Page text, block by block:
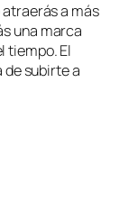
a más
una marca
tiempo. El
de subirte a